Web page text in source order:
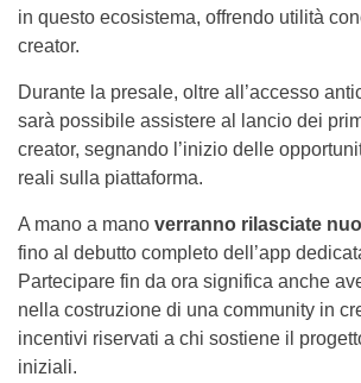
in questo ecosistema, offrendo utilità
creator.
Durante la presale, oltre all’accesso
sarà possibile assistere al lancio dei
creator, segnando l’inizio delle
reali sulla piattaforma.
A mano a mano verranno rilasciate
fino al debutto completo dell’app
Partecipare fin da ora significa anche
nella costruzione di una community in
incentivi riservati a chi sostiene il
iniziali.